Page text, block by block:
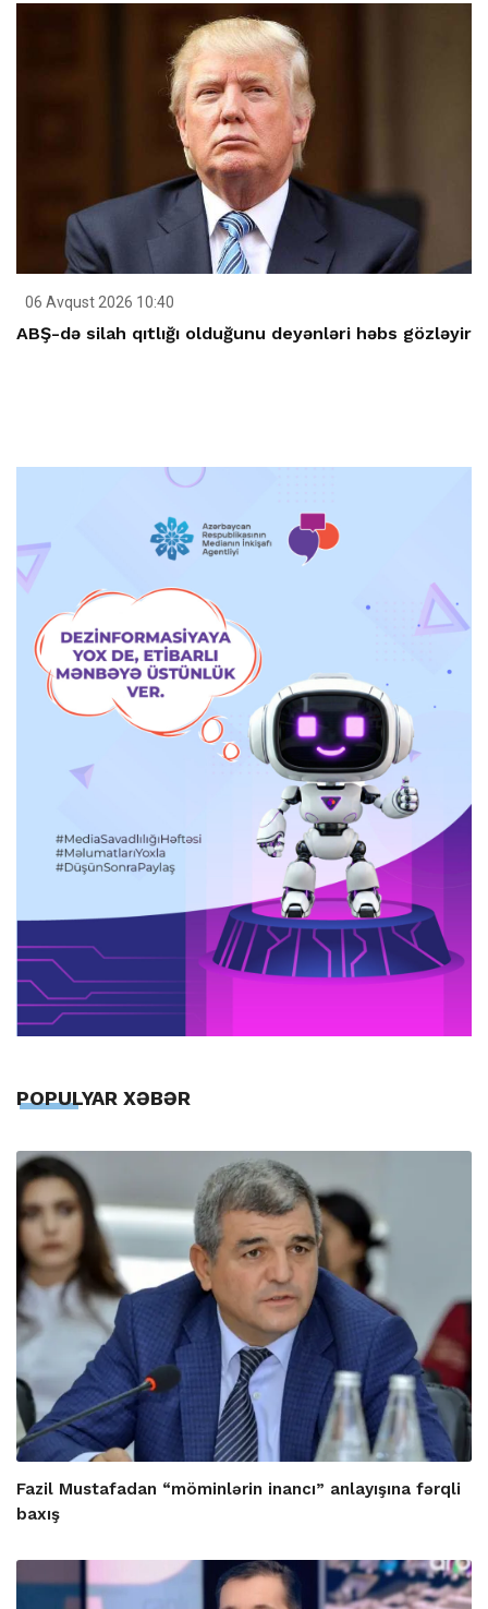
06 Avqust 2026 10:40
ABŞ-də silah qıtlığı olduğunu deyənləri həbs gözləyir
POPULYAR XƏBƏR
Fazil Mustafadan “möminlərin inancı” anlayışına fərqli
baxış